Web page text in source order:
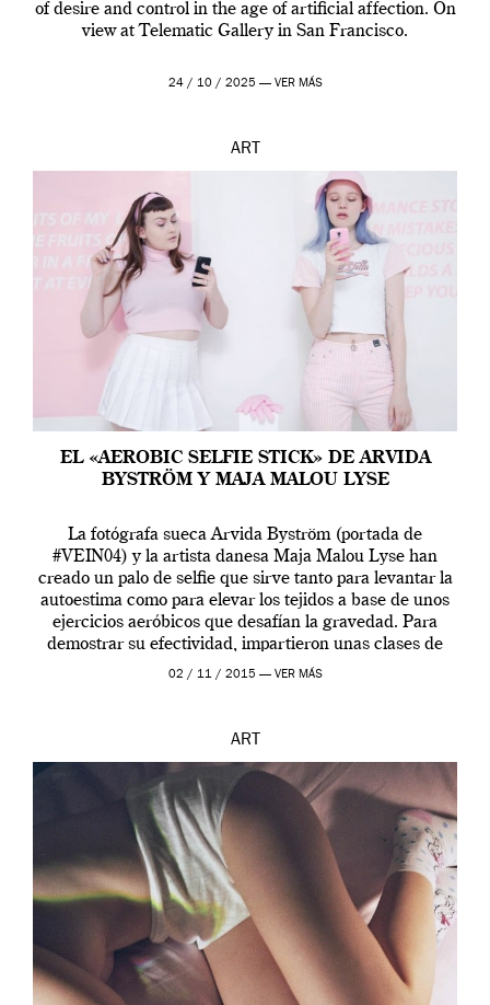
of desire and control in the age of artificial affection. On
view at Telematic Gallery in San Francisco.
24 / 10 / 2025 — VER MÁS
ART
EL «AEROBIC SELFIE STICK» DE ARVIDA
BYSTRÖM Y MAJA MALOU LYSE
La fotógrafa sueca Arvida Byström (portada de
#VEIN04) y la artista danesa Maja Malou Lyse han
creado un palo de selfie que sirve tanto para levantar la
autoestima como para elevar los tejidos a base de unos
ejercicios aeróbicos que desafían la gravedad. Para
demostrar su efectividad, impartieron unas clases de
prueba en el Tate […]
02 / 11 / 2015 — VER MÁS
ART